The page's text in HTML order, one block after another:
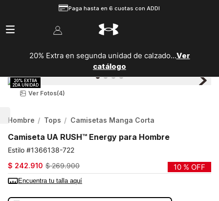
Paga hasta en 6 cuotas con ADDI
20% Extra en segunda unidad de calzado...Ver
catálogo
Ver Fotos(4)
Hombre Tops Camisetas Manga Corta
Camiseta UA RUSH™ Energy para Hombre
1366138-722
$ 242.910 $ 269.900 10 % OFF
Encuentra tu talla aquí